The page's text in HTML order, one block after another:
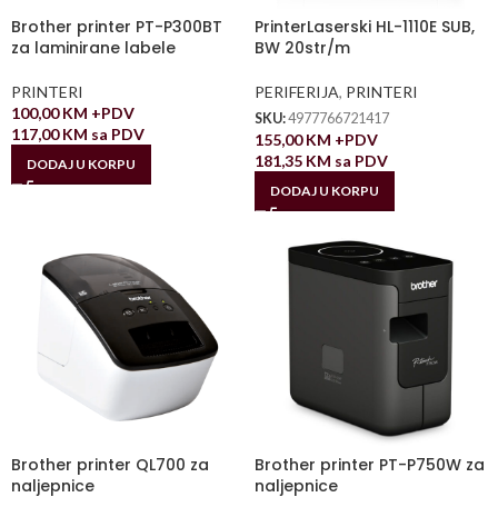
Brother printer PT-P300BT
za laminirane labele
PRINTERI
100,00KM +PDV
117,00KM sa PDV
DODAJ U KORPU
PrinterLaserski HL-1110E SUB,
BW 20str/m
PERIFERIJA, PRINTERI
SKU:4977766721417
155,00KM +PDV
181,35 KM sa PDV
DODAJ U KORPU
Brother printer QL700 za
naljepnice
Brother printer PT-P750W za
naljepnice